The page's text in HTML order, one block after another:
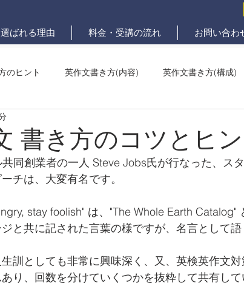
選ばれる理由 料金・受講の流れ お問い合わ
のヒント 英作文書き方(内容) 英作文書き方(構成)
問題
書き方のコツとヒン
同創業者の一人 Steve Jobs氏が行なった、ス
チは、大変有名です。
stay foolish" は、"The Whole Earth Catalog"
と共に記された言葉の様ですが、名言として語
訓としても非常に興味深く、又、英検英作文
り、回数を分けていくつかを抜粋して共有して